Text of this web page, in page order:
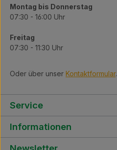
Montag bis Donnerstag
07:30 - 16:00 Uhr
Freitag
07:30 - 11:30 Uhr
Oder über unser Kontaktformular.
Service
Informationen